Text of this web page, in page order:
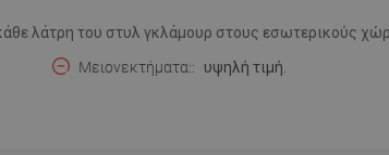
λάτρη του στυλ γκλάμουρ στους εσωτερικούς
Μειονεκτήματα: υψηλή τιμή.